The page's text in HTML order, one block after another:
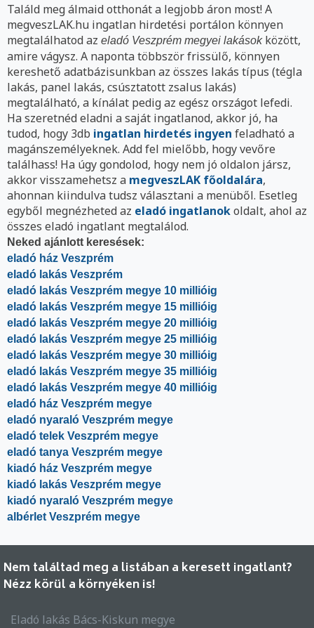
Találd meg álmaid otthonát a legjobb áron most! A
megveszLAK.hu ingatlan hirdetési portálon könnyen
megtalálhatod az eladó Veszprém megyei lakásokközött,
amire vágysz. A naponta többször frissülő, könnyen
kereshető adatbázisunkban az összes lakás típus (tégla
lakás, panel lakás, csúsztatott zsalus lakás)
megtalálható, a kínálat pedig az egész országot lefedi.
Ha szeretnéd eladni a saját ingatlanod, akkor jó, ha
tudod, hogy 3db ingatlan hirdetés ingyen feladható a
magánszemélyeknek. Add fel mielőbb, hogy vevőre
találhass! Ha úgy gondolod, hogy nem jó oldalon jársz,
akkor visszamehetsz a megveszLAK főoldalára,
ahonnan kiindulva tudsz választani a menüből. Esetleg
egyből megnézheted az eladó ingatlanokoldalt, ahol az
összes eladó ingatlant megtalálod.
Neked ajánlott keresések:
eladó ház Veszprém
eladó lakás Veszprém
eladó lakás Veszprém megye 10 millióig
eladó lakás Veszprém megye 15 millióig
eladó lakás Veszprém megye 20 millióig
eladó lakás Veszprém megye 25 millióig
eladó lakás Veszprém megye 30 millióig
eladó lakás Veszprém megye 35 millióig
eladó lakás Veszprém megye 40 millióig
eladó ház Veszprém megye
eladó nyaraló Veszprém megye
eladó telek Veszprém megye
eladó tanya Veszprém megye
kiadó ház Veszprém megye
kiadó lakás Veszprém megye
kiadó nyaraló Veszprém megye
albérlet Veszprém megye
Nem találtad meg a listában a keresett ingatlant?
Nézz körül a környéken is!
Eladó lakás Bács-Kiskun megye